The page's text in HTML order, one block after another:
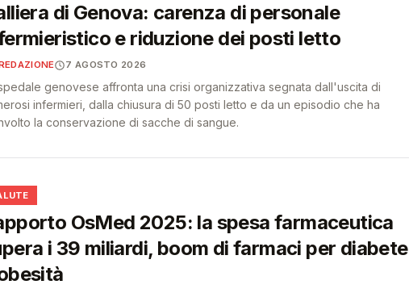
di Genova: carenza di personale
e riduzione dei posti letto
7 AGOSTO 2026
genovese affronta una crisi organizzativa segnata dall'uscita di
infermieri, dalla chiusura di 50 posti letto e da un episodio che ha
la conservazione di sacche di sangue.
OsMed 2025: la spesa farmaceutica
i 39 miliardi, boom di farmaci per diabete